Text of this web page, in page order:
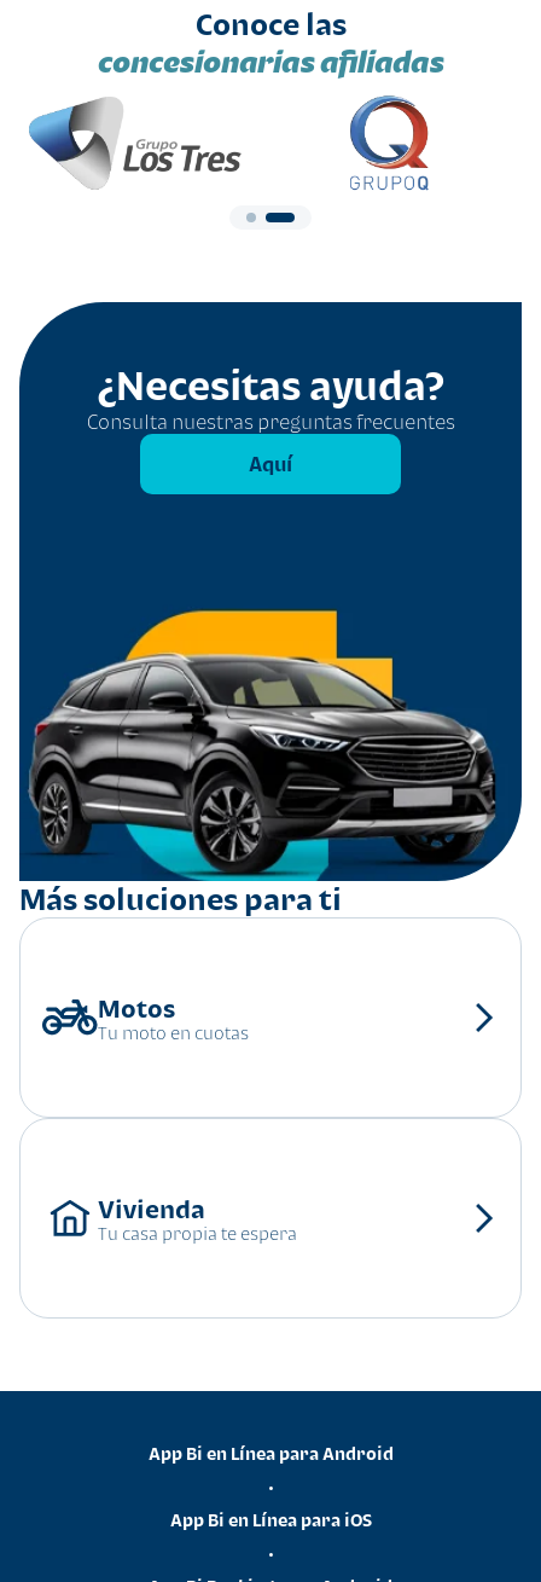
Conoce las
concesionarias afiliadas
¿Necesitas ayuda?
Consulta nuestras preguntas frecuentes
Aquí
Más soluciones para ti
Tu moto en cuotas
Tu casa propia te espera
App Bi en Línea para Android
•
App Bi en Línea para iOS
•